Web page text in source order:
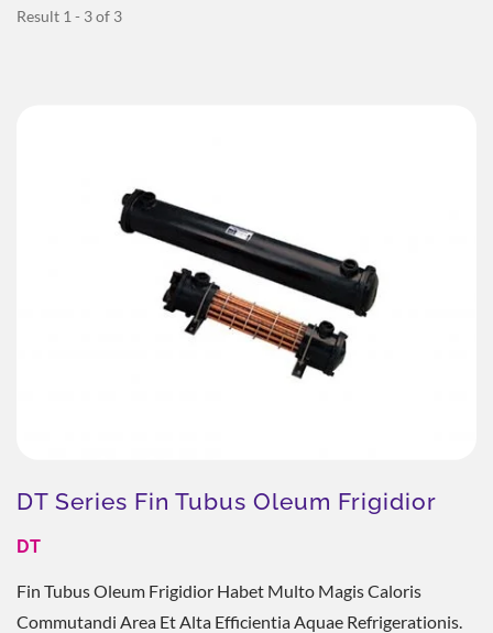
Result 1 - 3 of 3
DT Series Fin Tubus Oleum Frigidior
DT
Fin Tubus Oleum Frigidior Habet Multo Magis Caloris
Commutandi Area Et Alta Efficientia Aquae Refrigerationis.